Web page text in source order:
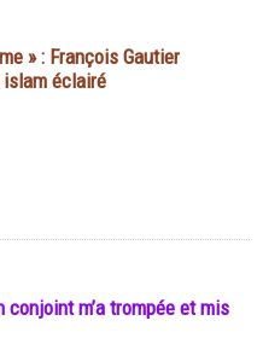
» : François Gautier
éclairé
conjoint m’a trompée et mis